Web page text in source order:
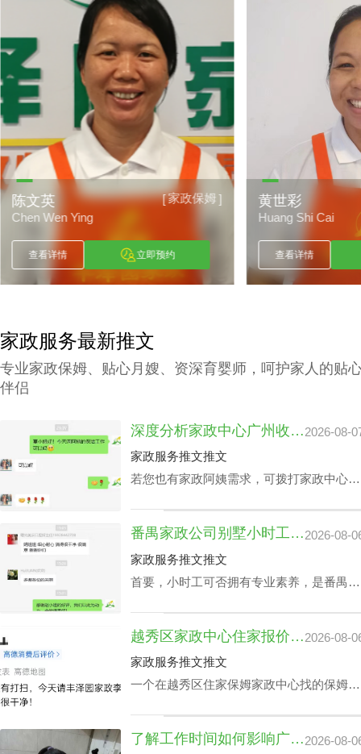
[家政保姆]
陈文英
Chen Wen Ying
查看详情 立即预约
黄世彩
Huang Shi Cai
查看详情
家政服务最新推文
专业家政保姆、贴心月嫂、资深育婴师，呵护家人的贴
伴侣
深度分析家政中心广州收费与业务技能专长关系2026-08-
家政服务推文推文
若您也有家政阿姨需求，可拨打家政中心广
姨。
番禺家政公司别墅小时工收费会因雇主要求而变动？2026-08-
家政服务推文推文
首要，小时工可否拥有专业素养，是番禺家
孩子做作业等，这类小时工技能与番禺家政
公司别墅小时工收费都是紧密依赖的。
越秀区家政中心住家报价揭晓：影响因素及如何选择最佳服务2026-08-
家政服务推文推文
一个在越秀区住家保姆家政中心找的保姆对
衣、准备饭菜、洗碗等家庭杂务，还可以抚
了解工作时间如何影响广州越秀区家政中心查询电话价格表及服务质量2026-08-